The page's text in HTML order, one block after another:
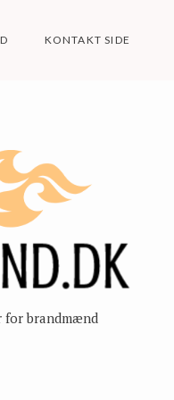
KONTAKT SIDE
for brandmænd